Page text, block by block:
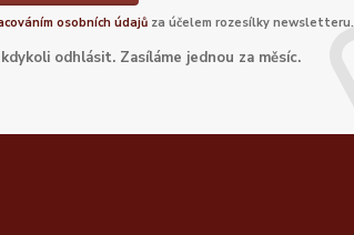
osobních údajůza účelem rozesílky newsletteru.
odhlásit. Zasíláme jednou za měsíc.